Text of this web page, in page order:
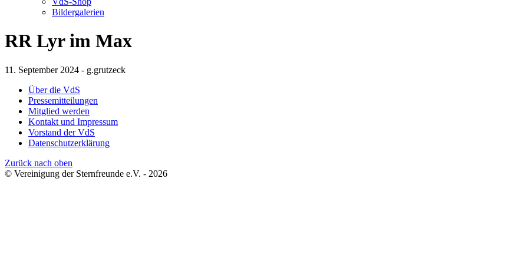
Bildergalerien
RR Lyr im Max
11. September 2024 - g.grutzeck
Über die VdS
Pressemitteilungen
Mitglied werden
Kontakt und Impressum
Vorstand der VdS
Datenschutzerklärung
Zurück nach oben
© Vereinigung der Sternfreunde e.V. - 2026